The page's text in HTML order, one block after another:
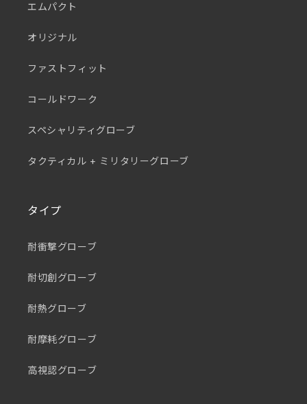
エムパクト
オリジナル
ファストフィット
コールドワーク
スペシャリティグローブ
タクティカル + ミリタリーグローブ
タイプ
耐衝撃グローブ
耐切創グローブ
耐熱グローブ
耐摩耗グローブ
高視認グローブ